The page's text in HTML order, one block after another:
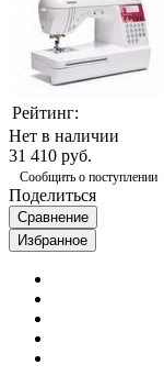
Рейтинг:
Нет в наличии
31 410 руб.
Сообщить о поступлении
Поделиться
Сравнение
Избранное